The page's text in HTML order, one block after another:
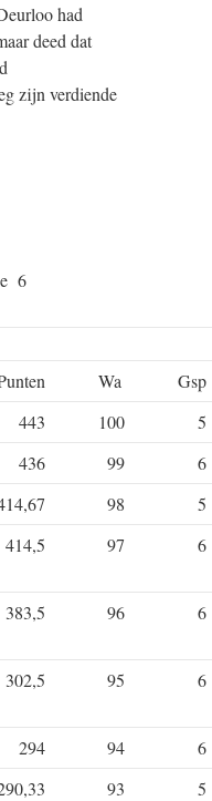
had
deed dat
zijn verdiende
6
Wa
Gsp
443 100
5
436 99
6
98
5
414,5 97 6
383,5 96 6
302,5 95 6
294 94
6
93
5